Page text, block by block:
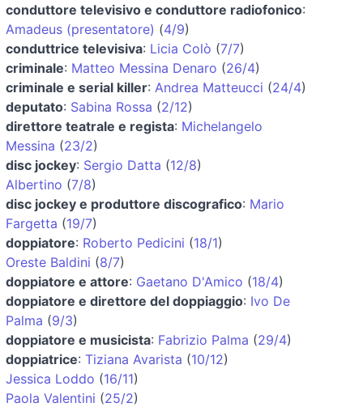
conduttore televisivo e conduttore radiofonico:
Amadeus (presentatore) (4/9)
conduttrice televisiva: Licia Colò (7/7)
criminale: Matteo Messina Denaro (26/4)
criminale e serial killer: Andrea Matteucci (24/4)
deputato: Sabina Rossa (2/12)
direttore teatrale e regista: Michelangelo
Messina (23/2)
disc jockey: Sergio Datta (12/8)
Albertino (7/8)
disc jockey e produttore discografico: Mario
Fargetta (19/7)
doppiatore: Roberto Pedicini (18/1)
Oreste Baldini (8/7)
doppiatore e attore: Gaetano D'Amico (18/4)
doppiatore e direttore del doppiaggio: Ivo De
Palma (9/3)
doppiatore e musicista: Fabrizio Palma (29/4)
doppiatrice: Tiziana Avarista (10/12)
Jessica Loddo (16/11)
Paola Valentini (25/2)